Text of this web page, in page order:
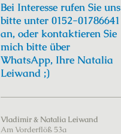
Bei Interesse rufen Sie uns
bitte unter 0152-01786641
an, oder kontaktieren Sie
mich bitte über
WhatsApp, Ihre Natalia
Leiwand ;)
Vladimir & Natalia Leiwand
Am Vorderflöß 53a